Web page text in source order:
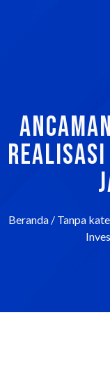
Beranda / Tanpa